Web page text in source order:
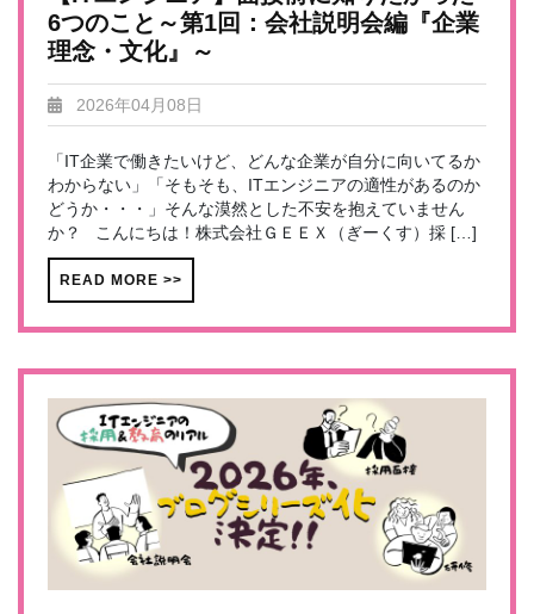
6つのこと～第1回：会社説明会編『企業
理念・文化』～
2026年04月08日
「IT企業で働きたいけど、どんな企業が自分に向いてるか
わからない」「そもそも、ITエンジニアの適性があるのか
どうか・・・」そんな漠然とした不安を抱えていません
か？ こんにちは！株式会社ＧＥＥＸ（ぎーくす）採 […]
READ MORE >>